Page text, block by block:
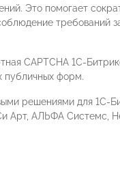
Это помогает
требований
CAPTCHA 1С-
публичных форм.
решениями для 1С-
Арт, АЛЬФА Системс,